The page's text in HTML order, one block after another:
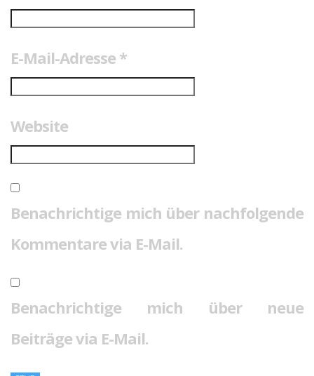
E-Mail-Adresse *
Website
Benachrichtige mich über nachfolgende
Kommentare via E-Mail.
Benachrichtige mich über neue
Beiträge via E-Mail.